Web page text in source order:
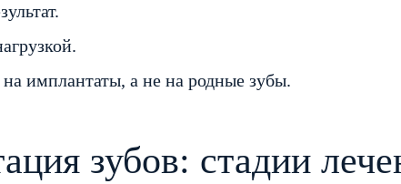
имплантаты, а не на родные зубы.
зубов: стадии